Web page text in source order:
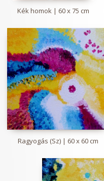
Kék homok | 60 x 75 cm
Ragyogás (Sz) | 60 x 60 cm